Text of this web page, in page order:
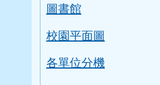
圖書館
校園平面圖
各單位分機